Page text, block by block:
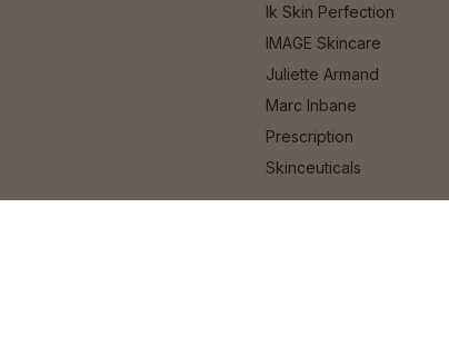
Ik Skin Perfection
IMAGE Skincare
Juliette Armand
Marc Inbane
Prescription
Skinceuticals